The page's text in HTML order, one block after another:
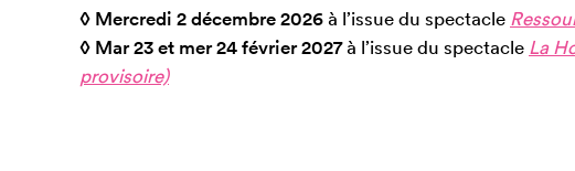
◊ Mercredi 2 décembre 2026à l’issue du spectacle
◊ Mar 23 et mer 24 février 2027à l’issue du spectacle La
provisoire)